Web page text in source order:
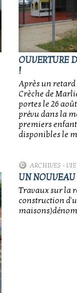
OUVERTURE
!
Après un retard
Crèche de
portes le 26
prévu dans la
premiers
disponibles le
ARCHIVES -
UN
Travaux sur la
construction